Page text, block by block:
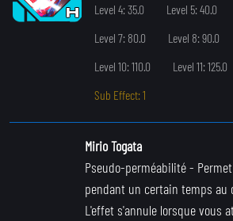
Level 4: 35.0
Level 5: 40.0
Level 7: 80.0
Level 8: 90.0
Level 10: 110.0
Level 11: 125.0
Sub Effect: 1
Mirio Togata
Pseudo-perméabilité-
pendant un certain temps au
L'effet s'annule lorsque vous